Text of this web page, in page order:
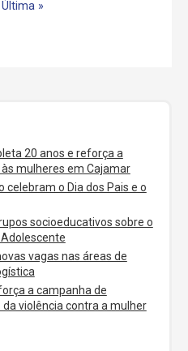
Última »
20 anos e reforça a
mulheres em Cajamar
celebram o Dia dos Pais e o
socioeducativos sobre o
vagas nas áreas de
a campanha de
violência contra a mulher